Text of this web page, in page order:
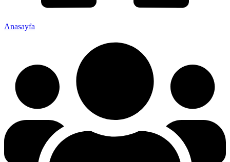
Anasayfa